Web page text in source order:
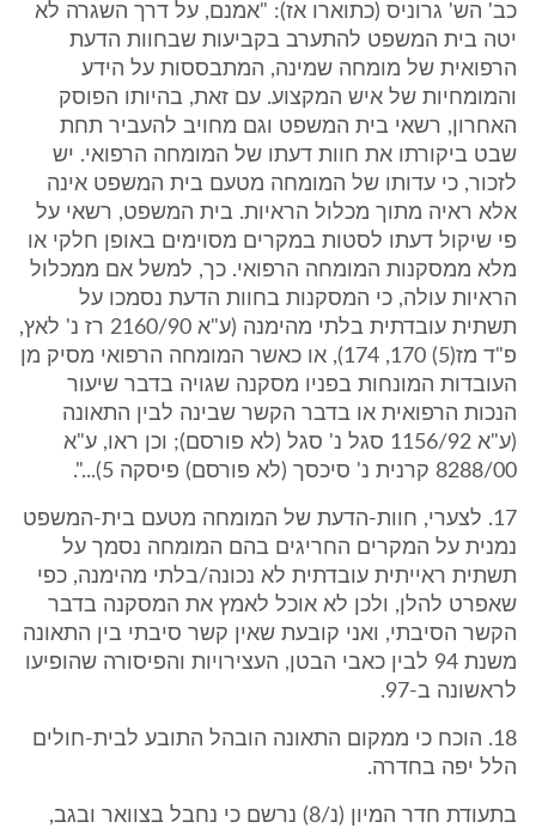
כב' הש' גרוניס (כתוארו אז): "אמנם, על דרך השגרה לא
יטה בית המשפט להתערב בקביעות שבחוות הדעת
הרפואית של מומחה שמינה, המתבססות על הידע
והמומחיות של איש המקצוע. עם זאת, בהיותו הפוסק
האחרון, רשאי בית המשפט וגם מחויב להעביר תחת
שבט ביקורתו את חוות דעתו של המומחה הרפואי. יש
לזכור, כי עדותו של המומחה מטעם בית המשפט אינה
אלא ראיה מתוך מכלול הראיות. בית המשפט, רשאי על
פי שיקול דעתו לסטות במקרים מסוימים באופן חלקי או
מלא ממסקנות המומחה הרפואי. כך, למשל אם ממכלול
הראיות עולה, כי המסקנות בחוות הדעת נסמכו על
תשתית עובדתית בלתי מהימנה (ע"א 2160/90 רז נ' לאץ,
פ"ד מז(5) 170, 174), או כאשר המומחה הרפואי מסיק מן
העובדות המונחות בפניו מסקנה שגויה בדבר שיעור
הנכות הרפואית או בדבר הקשר שבינה לבין התאונה
(ע"א 1156/92 סגל נ' סגל (לא פורסם); וכן ראו, ע"א
8288/00 קרנית נ' סיכסך (לא פורסם) פיסקה 5)...".
17. לצערי, חוות-הדעת של המומחה מטעם בית-המשפט
נמנית על המקרים החריגים בהם המומחה נסמך על
תשתית ראייתית עובדתית לא נכונה/בלתי מהימנה, כפי
שאפרט להלן, ולכן לא אוכל לאמץ את המסקנה בדבר
הקשר הסיבתי, ואני קובעת שאין קשר סיבתי בין התאונה
משנת 94 לבין כאבי הבטן, העצירויות והפיסורה שהופיעו
לראשונה ב-97.
18. הוכח כי ממקום התאונה הובהל התובע לבית-חולים
הלל יפה בחדרה.
בתעודת חדר המיון (נ/8) נרשם כי נחבל בצוואר ובגב,